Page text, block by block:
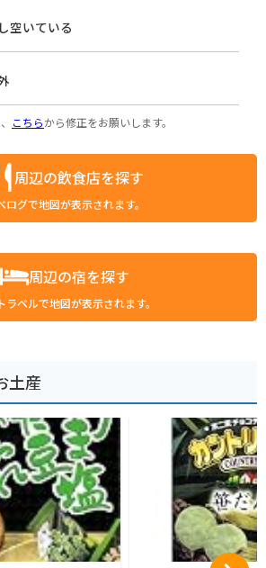
空いている
こちらから修正をお願いします。
周辺の飲食店を探す
ログで地図が表示されます。
周辺の宿を探す
ラベルで地図が表示されます。
土産